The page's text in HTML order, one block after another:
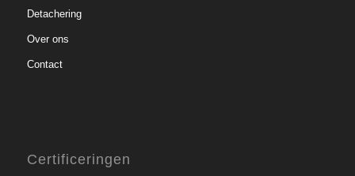
Detachering
Over ons
Contact
Certificeringen